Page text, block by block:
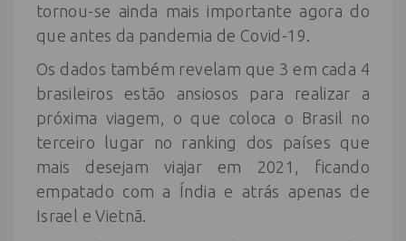
tornou-se ainda mais importante agora do
que antes da pandemia de Covid-19.
Os dados também revelam que 3 em cada 4
brasileiros estão ansiosos para realizar a
próxima viagem, o que coloca o Brasil no
terceiro lugar no ranking dos países que
mais desejam viajar em 2021, ficando
empatado com a Índia e atrás apenas de
Israel e Vietnã.